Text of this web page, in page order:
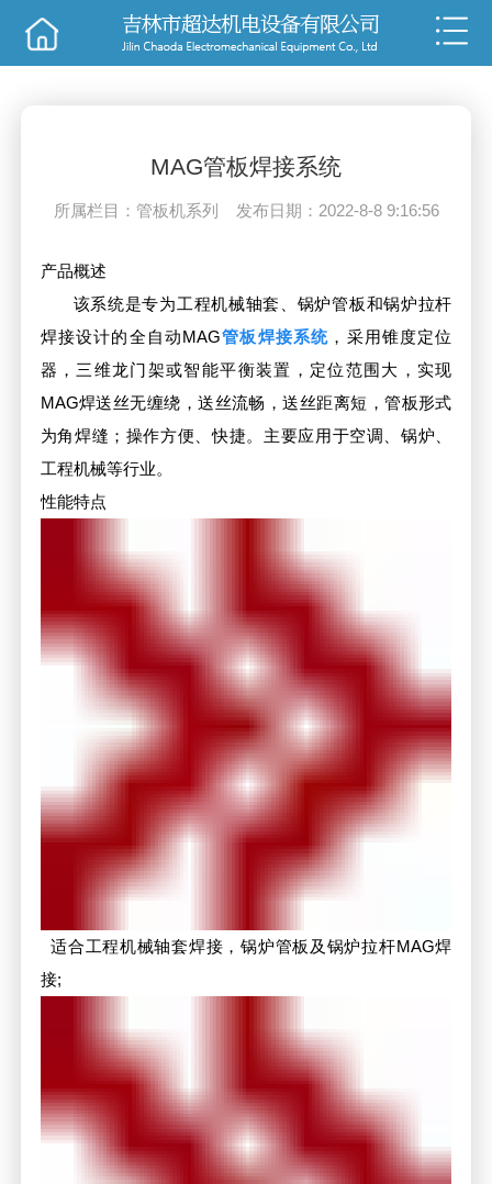
MAG管板焊接系统
所属栏目：管板机系列 发布日期：2022-8-8 9:16:56
产品概述
该系统是专为工程机械轴套、锅炉管板和锅炉拉杆
焊接设计的全自动MAG管板焊接系统 ，采用锥度定位
器，三维龙门架或智能平衡装置，定位范围大，实现
MAG焊送丝无缠绕，送丝流畅，送丝距离短，管板形式
为角焊缝；操作方便、快捷。主要应用于空调、锅炉、
工程机械等行业。
性能特点
适合工程机械轴套焊接，锅炉管板及锅炉拉杆MAG焊
接;